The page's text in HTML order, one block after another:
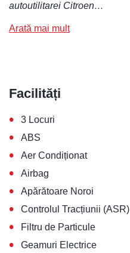
autoutilitarei Citroen…
Arată mai mult
Facilități
• 3 Locuri
• ABS
• Aer Condiționat
• Airbag
• Apărătoare Noroi
• Controlul Tracțiunii (ASR)
• Filtru de Particule
• Geamuri Electrice